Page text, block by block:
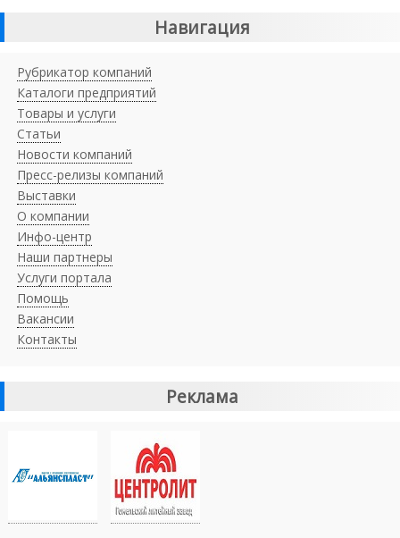
Навигация
Рубрикатор компаний
Каталоги предприятий
Товары и услуги
Статьи
Новости компаний
Пресс-релизы компаний
Выставки
О компании
Инфо-центр
Наши партнеры
Услуги портала
Помощь
Вакансии
Контакты
Реклама